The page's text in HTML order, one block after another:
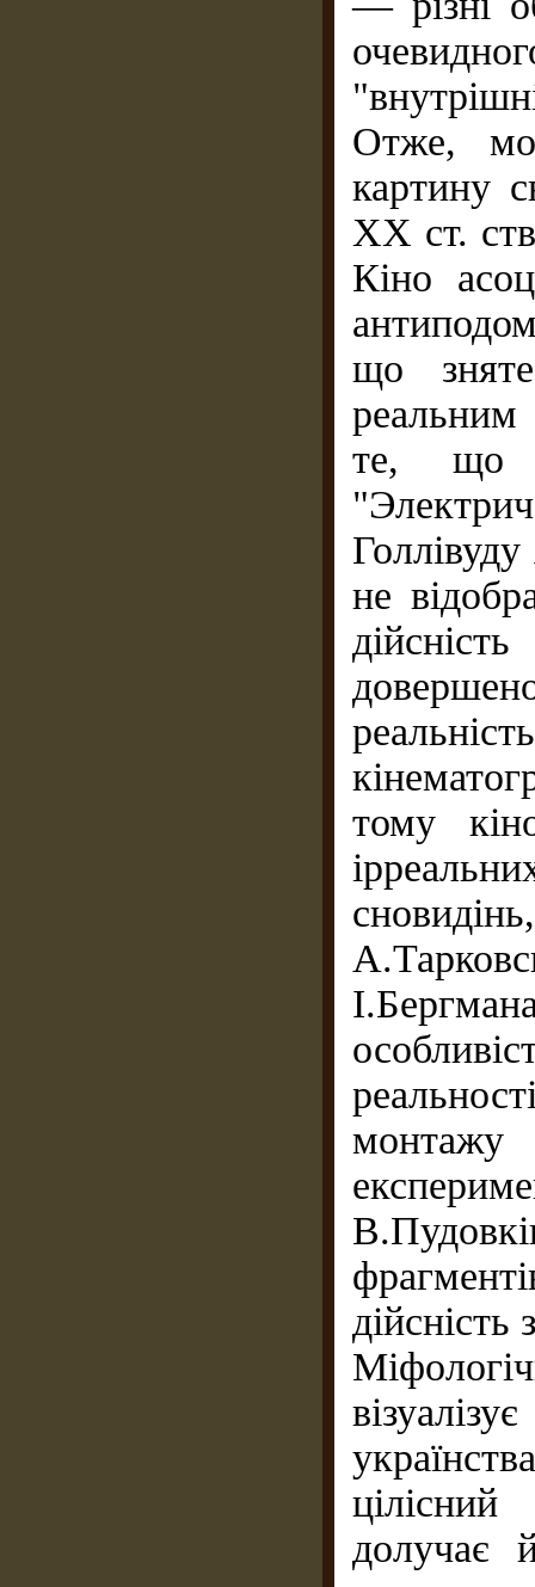
Отже,
картину
XX ст.
Кіно
що
реальним
те, що
не
тому
монтажу
долучає